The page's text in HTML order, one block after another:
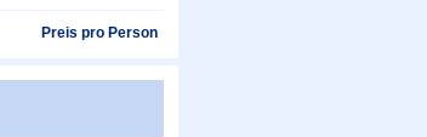
Preis pro Person